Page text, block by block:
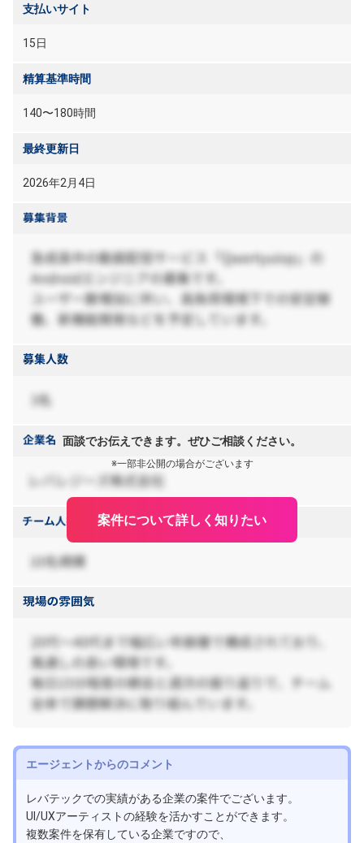
支払いサイト
15日
精算基準時間
140〜180時間
最終更新日
2026年2月4日
面談でお伝えできます。ぜひご相談ください。
※一部非公開の場合がございます
案件について詳しく知りたい
エージェントからのコメント
レバテックでの実績がある企業の案件でございます。
UI/UXアーティストの経験を活かすことができます。
複数案件を保有している企業ですので、